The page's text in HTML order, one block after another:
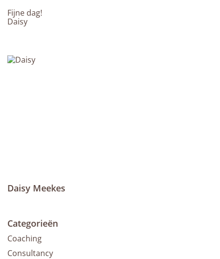
Fijne dag!
Daisy
Daisy Meekes
Categorieën
Coaching
Consultancy